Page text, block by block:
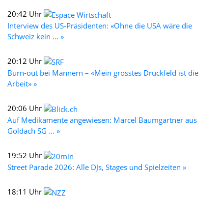
20:42 Uhr
Interview des US-Präsidenten: «Ohne die USA wäre die
Schweiz kein ... »
20:12 Uhr
Burn-out bei Männern – «Mein grösstes Druckfeld ist die
Arbeit» »
20:06 Uhr
Auf Medikamente angewiesen: Marcel Baumgartner aus
Goldach SG ... »
19:52 Uhr
Street Parade 2026: Alle DJs, Stages und Spielzeiten »
18:11 Uhr